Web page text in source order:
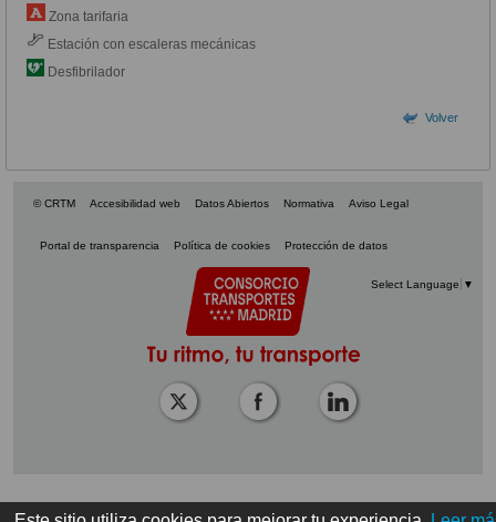
Zona tarifaria
Estación con escaleras mecánicas
Desfibrilador
Volver
© CRTM Accesibilidad web Datos Abiertos Normativa Aviso Legal
Portal de transparencia Política de cookies Protección de datos
Select Language ▼